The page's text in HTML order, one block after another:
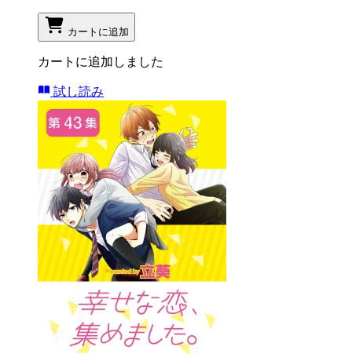
カートに追加
カートに追加しました
試し読み